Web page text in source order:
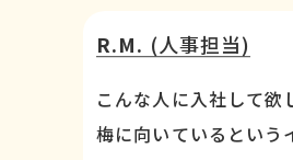
R.M. (人事担当)
こんな人に入社して欲
梅に向いているという